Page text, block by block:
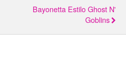
Bayonetta Estilo Ghost N'
Goblins